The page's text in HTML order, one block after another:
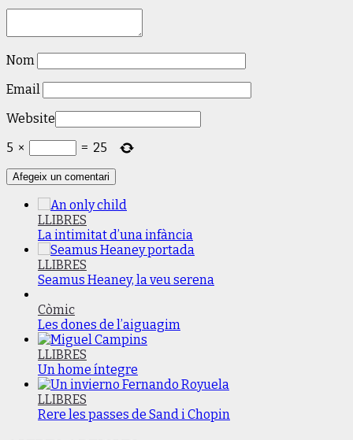
Nom
Email
Website
5 × = 25
LLIBRES
La intimitat d’una infància
LLIBRES
Seamus Heaney, la veu serena
Còmic
Les dones de l’aiguagim
LLIBRES
Un home íntegre
LLIBRES
Rere les passes de Sand i Chopin